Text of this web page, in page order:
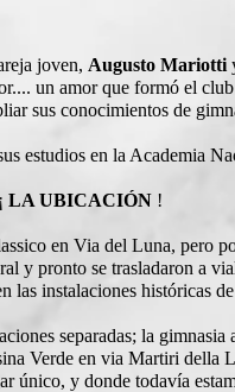
joven, Augusto Mariotti
un amor que formó el
sus conocimientos de
estudios en la Academia
LA UBICACIÓN !
en Via del Luna, pero
y pronto se trasladaron a
las instalaciones históricas
separadas; la
Verde en via Martiri della
único, y donde todavía